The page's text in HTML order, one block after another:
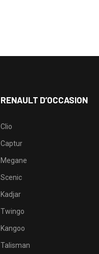
RENAULT D’OCCASION
Clio
Captur
Megane
Scenic
Kadjar
Twingo
Kangoo
Talisman